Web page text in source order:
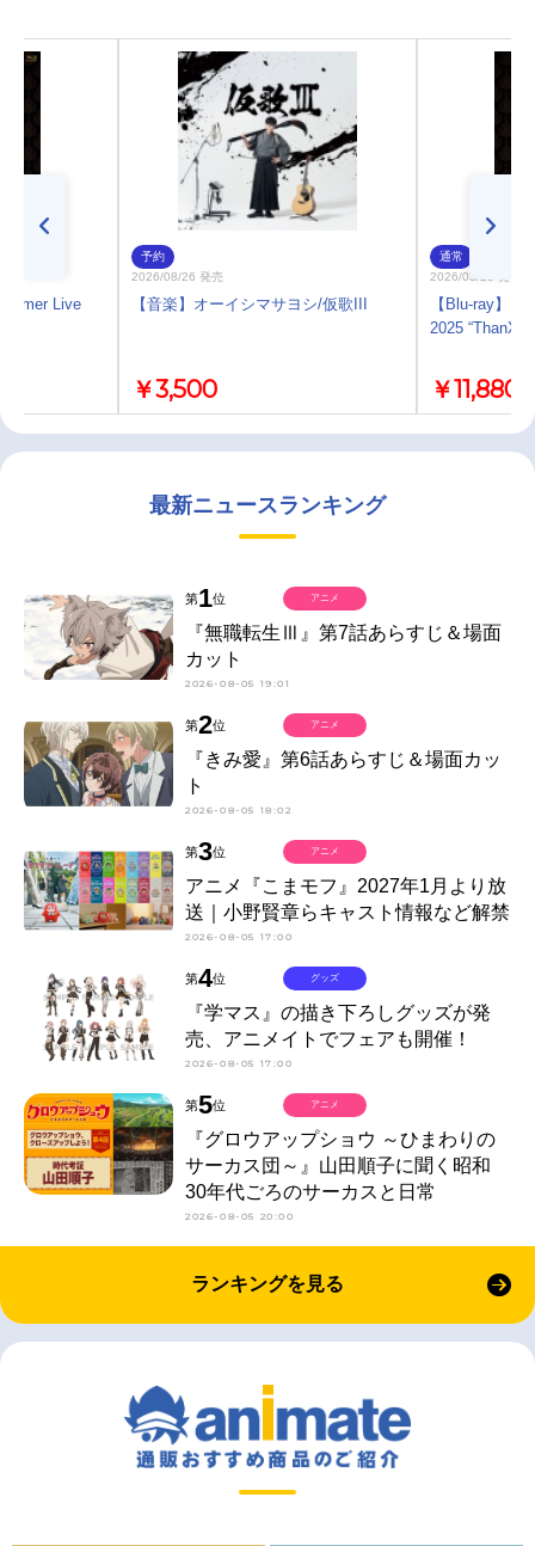
Live
予約
2026/08/26 発売
【音楽】オーイシマサヨシ/仮歌III
￥3,500
通常
2026/03/25 発売
【Blu-ray】
2025
￥11,880
最新ニュースランキング
第1位
『無職転生Ⅲ』第7話あらすじ＆場面
カット
2026-08-05 19:01
アニメ
第2位
『きみ愛』第6話あらすじ＆場面カッ
ト
2026-08-05 18:02
アニメ
第3位
アニメ『こまモフ』2027年1月より放
送｜小野賢章らキャスト情報など解禁
2026-08-05 17:00
アニメ
第4位
『学マス』の描き下ろしグッズが発
売、アニメイトでフェアも開催！
2026-08-05 17:00
グッズ
第5位
『グロウアップショウ ～ひまわりの
サーカス団～』山田順子に聞く昭和
30年代ごろのサーカスと日常
2026-08-05 20:00
アニメ
ランキングを見る